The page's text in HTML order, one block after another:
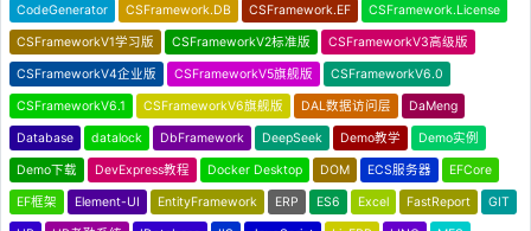
CodeGenerator CSFramework.DB CSFramework.EF CSFramework.License
CSFrameworkV1学习版 CSFrameworkV2标准版 CSFrameworkV3高级版
CSFrameworkV4企业版 CSFrameworkV5旗舰版 CSFrameworkV6.0
CSFrameworkV6.1 CSFrameworkV6旗舰版 DAL数据访问层 DaMeng
Database datalock DbFramework DeepSeek Demo教学 Demo实例
Demo下载 DevExpress教程 Docker Desktop DOM ECS服务器 EFCore
EF框架 Element-UI EntityFramework ERP ES6 Excel FastReport GIT